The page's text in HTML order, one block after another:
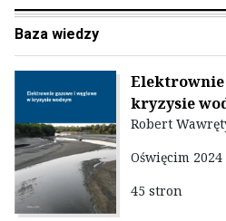
Baza wiedzy
Elektrownie
kryzysie
Robert
Oświęcim 2024
45 stron